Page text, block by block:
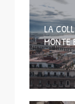
LA
MONTE